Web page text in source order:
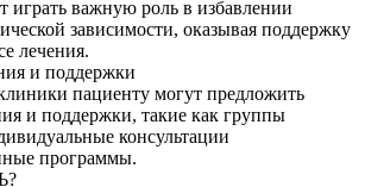
играть важную роль в избавлении
зависимости, оказывая поддержку
лечения.
и поддержки
пациенту могут предложить
и поддержки, такие как группы
консультации
программы.